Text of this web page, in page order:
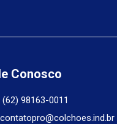
Conosco
(62) 98163-0011
contatopro@colchoes.ind.br